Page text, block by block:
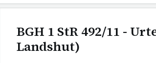
BGH 1 StR 492/11 -
Landshut)